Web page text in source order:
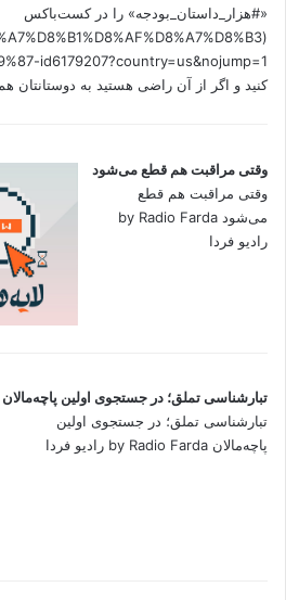
«#هزار_داستان_بودجه» را در کست‌باکس
کنید و اگر از آن راضی هستید به دوستانتان
وقتی مراقبت هم قطع می‌شود
وقتی مراقبت هم قطع
می‌شود by Radio Farda
رادیو فردا
تبارشناسی تملق؛ در جستجوی اولین‌ پاچه‌مالان
تبارشناسی تملق؛ در جستجوی اولین‌
پاچه‌مالان by Radio Farda رادیو فردا